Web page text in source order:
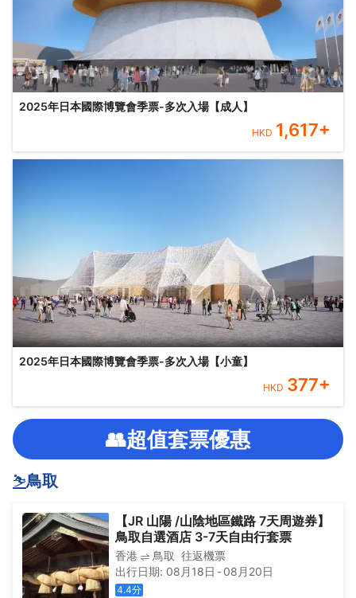
2025年日本國際博覽會季票-多次入場【成人】
HKD 1,617+
2025年日本國際博覽會季票-多次入場【小童】
HKD 377+
👥超值套票優惠
⛷️鳥取
【JR 山陽 /山陰地區鐵路 7天周遊券】
鳥取自選酒店 3-7天自由行套票
香港 鳥取 往返機票
出行日期: 08月18日 -08月20日
4.4分